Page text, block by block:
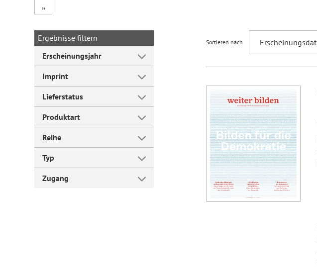
Forum Arbeitslehre
„
Ergebnisse filtern
Erscheinungsjahr
Imprint
Lieferstatus
Produktart
Reihe
Typ
Zugang
Sortieren nach